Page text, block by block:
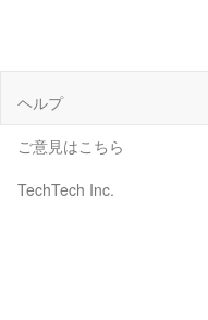
ヘルプ
ご意見はこちら
TechTech Inc.